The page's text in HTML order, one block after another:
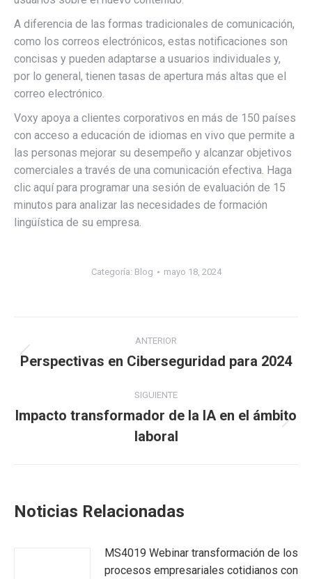
A diferencia de las formas tradicionales de comunicación,
como los correos electrónicos, estas notificaciones son
concisas y pueden adaptarse a usuarios individuales y,
por lo general, tienen tasas de apertura más altas que el
correo electrónico.
Voxy apoya a clientes corporativos en más de 150 países
con acceso a educación de idiomas en vivo que permite a
las personas mejorar su desempeño y alcanzar objetivos
comerciales a través de una comunicación efectiva. Haga
clic aquí para programar una sesión de evaluación de 15
minutos para analizar las necesidades de formación
lingüística de su empresa.
Categoría: Blog mayo 18, 2024
ANTERIOR
Perspectivas en Ciberseguridad para 2024
SIGUIENTE
Impacto transformador de la IA en el ámbito
laboral
Noticias Relacionadas
MS4019 Webinar transformación de los
procesos empresariales cotidianos con